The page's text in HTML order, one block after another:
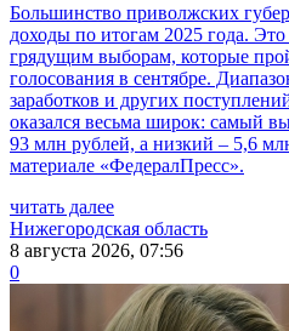
Большинство приволжских
доходы по итогам 2025 года.
грядущим выборам, которые
голосования в сентябре.
заработков и других
оказался весьма широк: самый
93 млн рублей, а низкий – 5,6
материале «ФедералПресс».
читать далее
Нижегородская область
8 августа 2026, 07:56
0